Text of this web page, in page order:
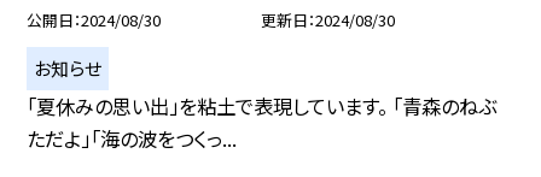
公開日 2024/08/30 更新日 2024/08/30
お知らせ
「夏休みの思い出」を粘土で表現しています。 「青森のねぶ
ただよ」「海の波をつくっ...